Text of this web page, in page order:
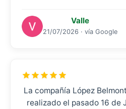
Valle
21/07/2026 · vía Google
La compañía López
realizado el pasado 16 de